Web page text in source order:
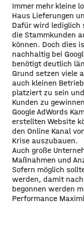
Immer mehr kleine
Haus Lieferungen
Dafür wird lediglich
die Stammkunden
können. Doch dies
nachhaltig bei
benötigt deutlich
Grund setzen viele
auch kleinen
platziert zu sein
Kunden zu
Google AdWords
erstellten Website
den Online Kanal
Krise auszubauen.
Auch große
Maßnahmen und
Sofern möglich
werden, damit
begonnen werden
Performance